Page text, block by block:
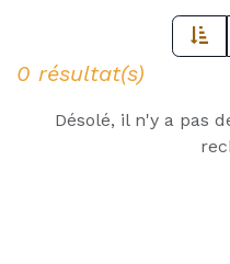
0 résultat(s)
Désolé, il n'y a pas